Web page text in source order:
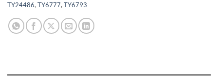
TY24486, TY6777, TY6793